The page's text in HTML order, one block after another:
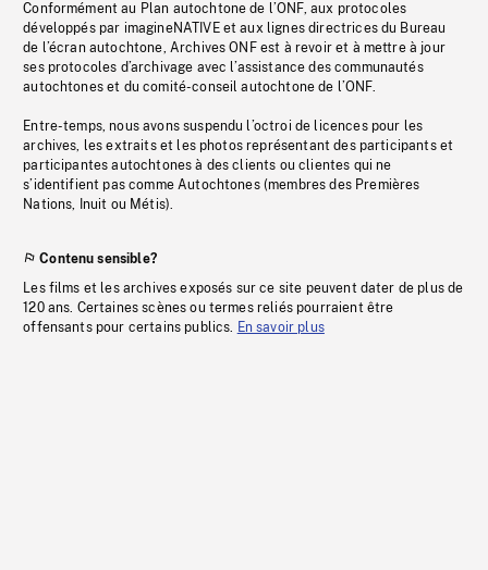
Conformément au Plan autochtone de l’ONF, aux protocoles
développés par imagineNATIVE et aux lignes directrices du Bureau
de l’écran autochtone, Archives ONF est à revoir et à mettre à jour
ses protocoles d’archivage avec l’assistance des communautés
autochtones et du comité-conseil autochtone de l’ONF.
Entre-temps, nous avons suspendu l’octroi de licences pour les
archives, les extraits et les photos représentant des participants et
participantes autochtones à des clients ou clientes qui ne
s’identifient pas comme Autochtones (membres des Premières
Nations, Inuit ou Métis).
Contenu sensible?
Les films et les archives exposés sur ce site peuvent dater de plus de
120 ans. Certaines scènes ou termes reliés pourraient être
offensants pour certains publics. En savoir plus